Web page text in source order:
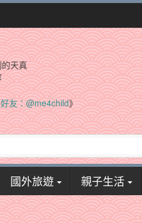
天真
友：@me4child》
國外旅遊 親子生活